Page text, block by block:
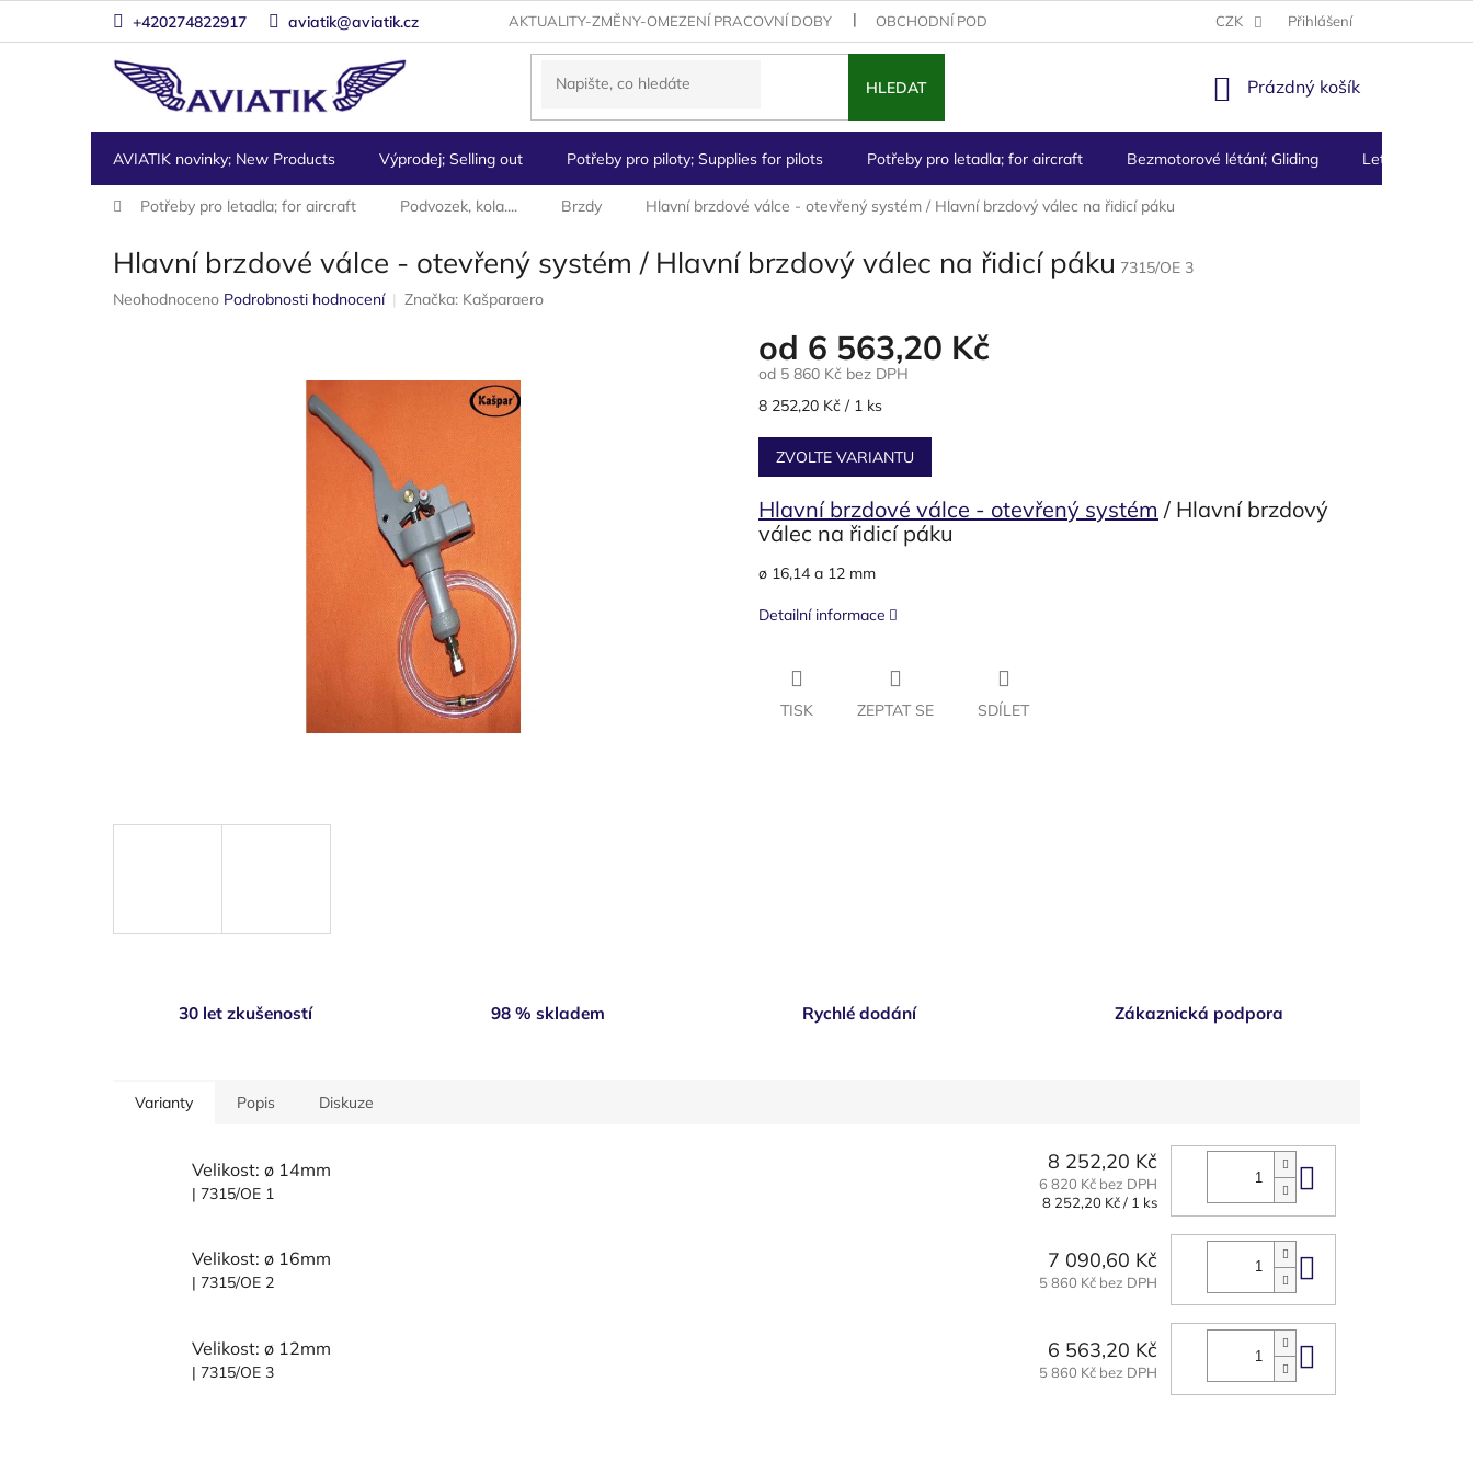
+420274822917 aviatik@aviatik.cz AKTUALITY-ZMĚNY-OMEZENÍ PRACOVNÍ DOBY OBCHODNÍ PODMÍNKY PODMÍNKY OCHRANY OSOBNÍCH ÚDAJŮ
CZK Přihlášení
HLEDAT
NÁKUPNÍ
Prázdný košík
AVIATIK novinky; New Products Výprodej; Selling out Potřeby pro piloty; Supplies for pilots Potřeby pro letadla; for aircraft Bezmotorové létání; Gliding
Letecké
Potřeby pro letadla; for aircraft Podvozek, kola.... Brzdy Hlavní brzdové válce - otevřený systém / Hlavní brzdový válec na řidicí páku
Hlavní brzdové válce - otevřený systém / Hlavní brzdový válec na řidicí páku 7315/OE 3
Průměrné
Neohodnoceno Podrobnosti hodnocení Značka: Kašparaero
od 6 563,20 Kč
od 5 860 Kč bez DPH
Měrná
8 252,20 Kč / 1 ks
ZVOLTE VARIANTU
Hlavní brzdové válce - otevřený systém / Hlavní brzdový
válec na řidicí páku
ø 16,14 a 12 mm
Detailní informace
TISK ZEPTAT SE SDÍLET
30 let zkušeností 98 % skladem Rychlé dodání Zákaznická podpora
Varianty Popis Diskuze
Velikost: ø 14mm
| 7315/OE 1
8 252,20 Kč
6 820 Kč bez DPH
Měrná
8 252,20 Kč / 1 ks Do košíku
Velikost: ø 16mm
| 7315/OE 2
7 090,60 Kč
5 860 Kč bez DPH Do košíku
Velikost: ø 12mm
| 7315/OE 3
6 563,20 Kč
5 860 Kč bez DPH Do košíku